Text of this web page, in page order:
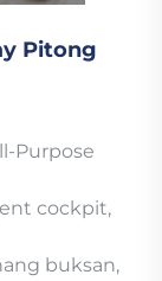
Pitong
Purpose
cockpit,
buksan,